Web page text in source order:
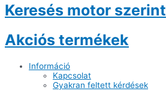
Keresés motor szerint
Akciós termékek
Információ
Kapcsolat
Gyakran feltett kérdések